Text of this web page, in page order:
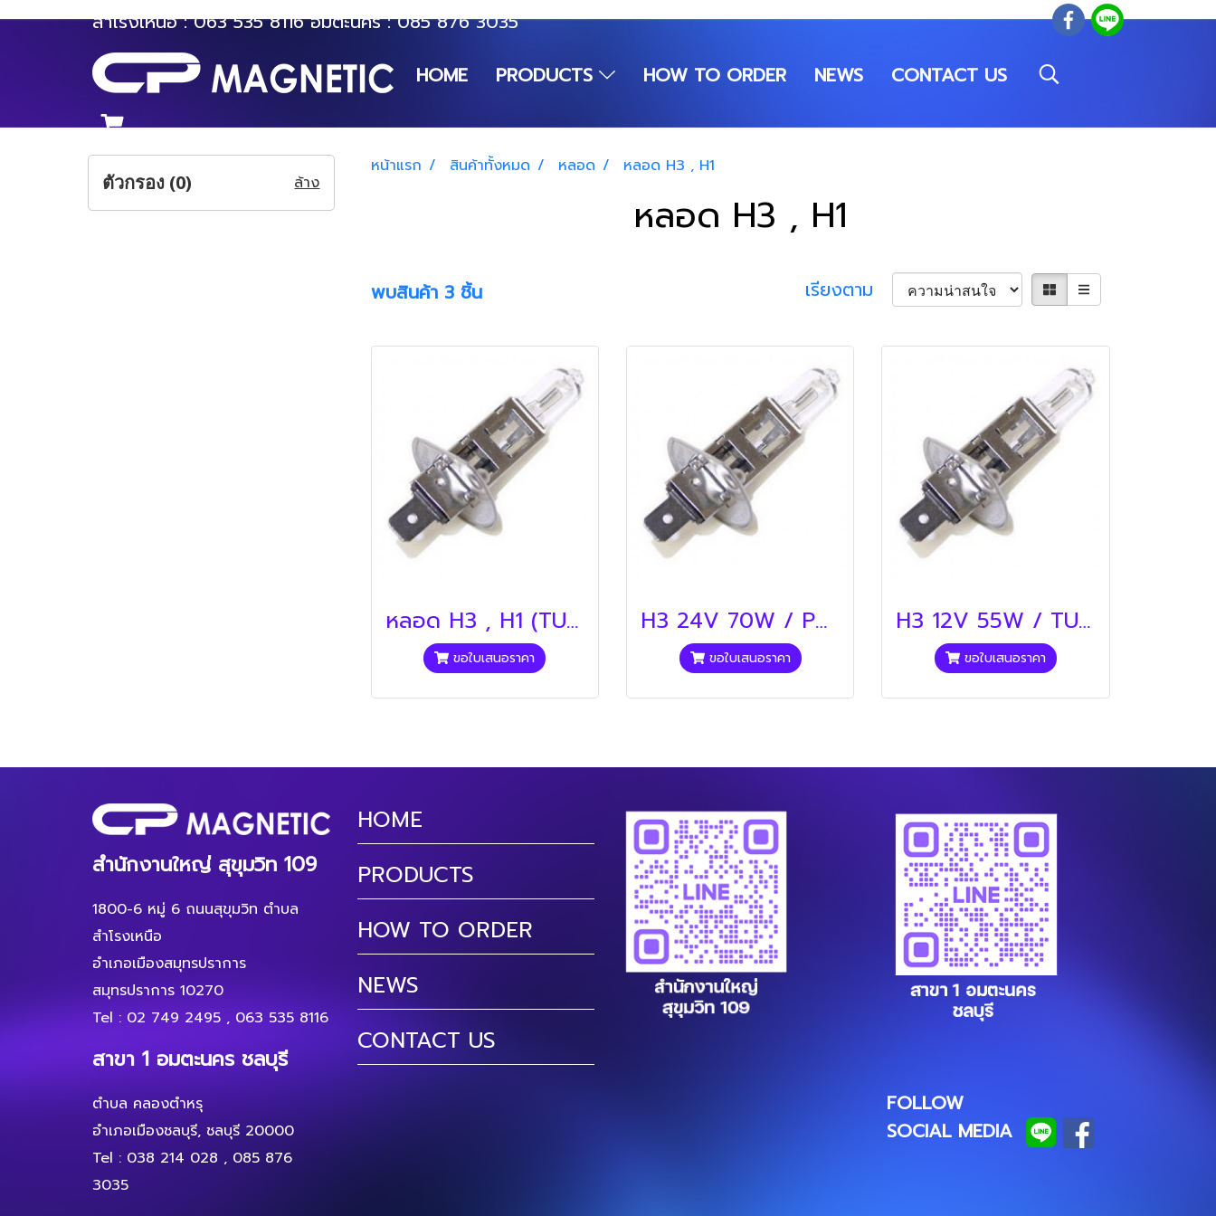
สำโรงเหนือ :063 535 8116อมตะนคร :085 876 3035
HOME
PRODUCTS HOW TO ORDER NEWS CONTACT US
หน้าแรก สินค้าทั้งหมด หลอด หลอด H3 , H1
หลอด H3 , H1
พบสินค้า 3 ชิ้น เรียงตาม
หลอด H3 , H1 (TUNGSRAM)
ขอใบเสนอราคา
H3 24V 70W / PHILIPS (หลอด H3 , H1
ขอใบเสนอราคา
H3 12V 55W / TUNGLAMP (หลอด H3 , H1)
ขอใบเสนอราคา
ตัวกรอง (0) ล้าง
สำนักงานใหญ่ สุขุมวิท 109
1800-6 หมู่ 6 ถนนสุขุมวิท ตำบล
สำโรงเหนือ
อำเภอเมืองสมุทรปราการ
สมุทรปราการ 10270
Tel : 02 749 2495 , 063 535 8116
สาขา 1 อมตะนคร ชลบุรี
ตำบล คลองตำหรุ
อำเภอเมืองชลบุรี, ชลบุรี 20000
Tel : 038 214 028 , 085 876
3035
HOME
PRODUCTS
HOW TO ORDER
NEWS
CONTACT US
FOLLOW
SOCIAL MEDIA